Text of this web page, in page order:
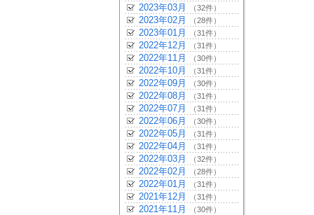
2023年03月 （32件）
2023年02月 （28件）
2023年01月 （31件）
2022年12月 （31件）
2022年11月 （30件）
2022年10月 （31件）
2022年09月 （30件）
2022年08月 （31件）
2022年07月 （31件）
2022年06月 （30件）
2022年05月 （31件）
2022年04月 （31件）
2022年03月 （32件）
2022年02月 （28件）
2022年01月 （31件）
2021年12月 （31件）
2021年11月 （30件）